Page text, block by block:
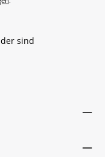
sind